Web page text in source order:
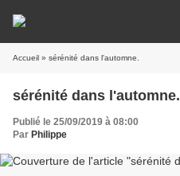
Accueil » sérénité dans l'automne.
sérénité dans l'automne.
Publié le 25/09/2019 à 08:00
Par Philippe